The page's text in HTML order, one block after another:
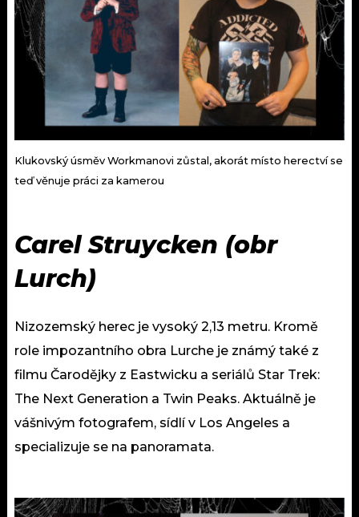
Klukovský úsměv Workmanovi zůstal, akorát místo herectví se
teď věnuje práci za kamerou
Carel Struycken (obr
Lurch)
Nizozemský herec je vysoký 2,13 metru. Kromě
role impozantního obra Lurche je známý také z
filmu Čarodějky z Eastwicku a seriálů Star Trek:
The Next Generation a Twin Peaks. Aktuálně je
vášnivým fotografem, sídlí v Los Angeles a
specializuje se na panoramata.